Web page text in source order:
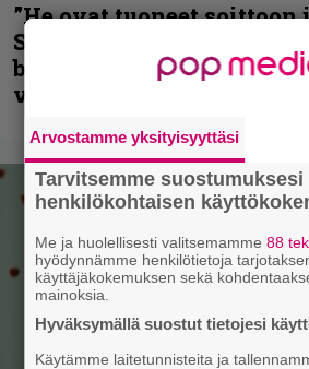
”He ovat tuoneet soittoon
Sepulturan Andreas
bändin, jonka riffit ovat
vaikutuksen
Arvostamme yksityisyyttäsi
Tarvitsemme
henkilökohtaisen
Me ja huolellisesti valitsemamme88
hyödynnämme henkilötietoja
käyttäjäkokemuksen sekä
mainoksia.
Hyväksymällä suostut tietojesi
Käytämme laitetunnisteita ja